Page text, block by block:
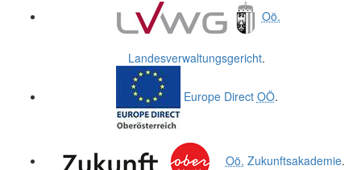
Oö.
Landesverwaltungsgericht.
Europe Direct OÖ.
Oö. Zukunftsakademie.